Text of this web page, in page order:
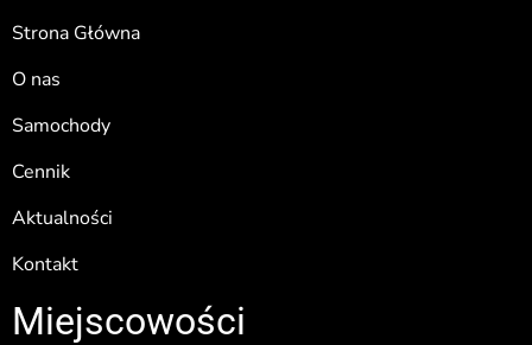
Strona Główna
O nas
Samochody
Cennik
Aktualności
Kontakt
Miejscowości